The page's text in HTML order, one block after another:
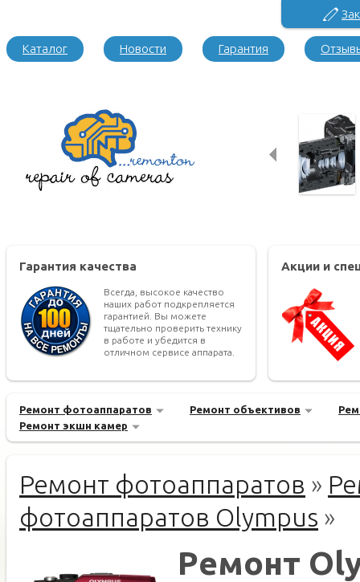
Каталог Новости Гарантия
Гарантия качества
Всегда, высокое качество
наших работ подкрепляется
гарантией. Вы можете
тщательно проверить технику
в работе и убедится в
отличном сервисе аппарата.
Акции и
Ремонт фотоаппаратов Ремонт объективов
Ремонт экшн камер
Ремонт фотоаппаратов »
фотоаппаратов Olympus »
Ремонт